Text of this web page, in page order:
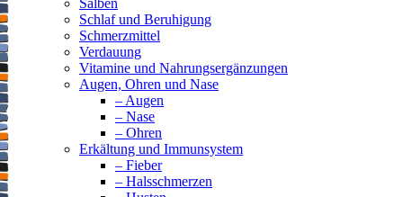
Salben
Schlaf und Beruhigung
Schmerzmittel
Verdauung
Vitamine und Nahrungsergänzungen
Augen, Ohren und Nase
– Augen
– Nase
– Ohren
Erkältung und Immunsystem
– Fieber
– Halsschmerzen